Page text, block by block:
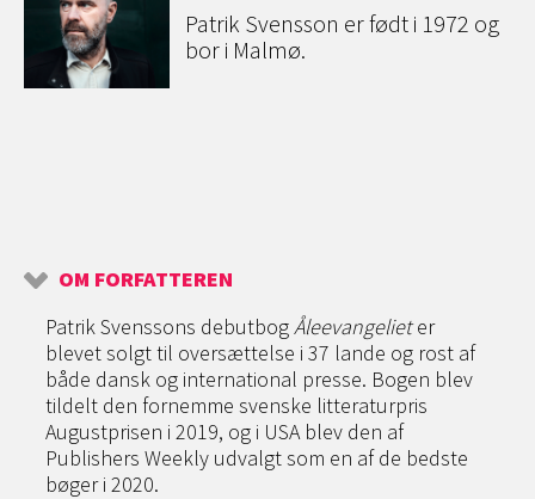
Patrik Svensson er født i 1972 og
bor i Malmø.
OM FORFATTEREN
Patrik Svenssons debutbog Åleevangelieter
blevet solgt til oversættelse i 37 lande og rost af
både dansk og international presse. Bogen blev
tildelt den fornemme svenske litteraturpris
Augustprisen i 2019, og i USA blev den af
Publishers Weekly udvalgt som en af de bedste
bøger i 2020.